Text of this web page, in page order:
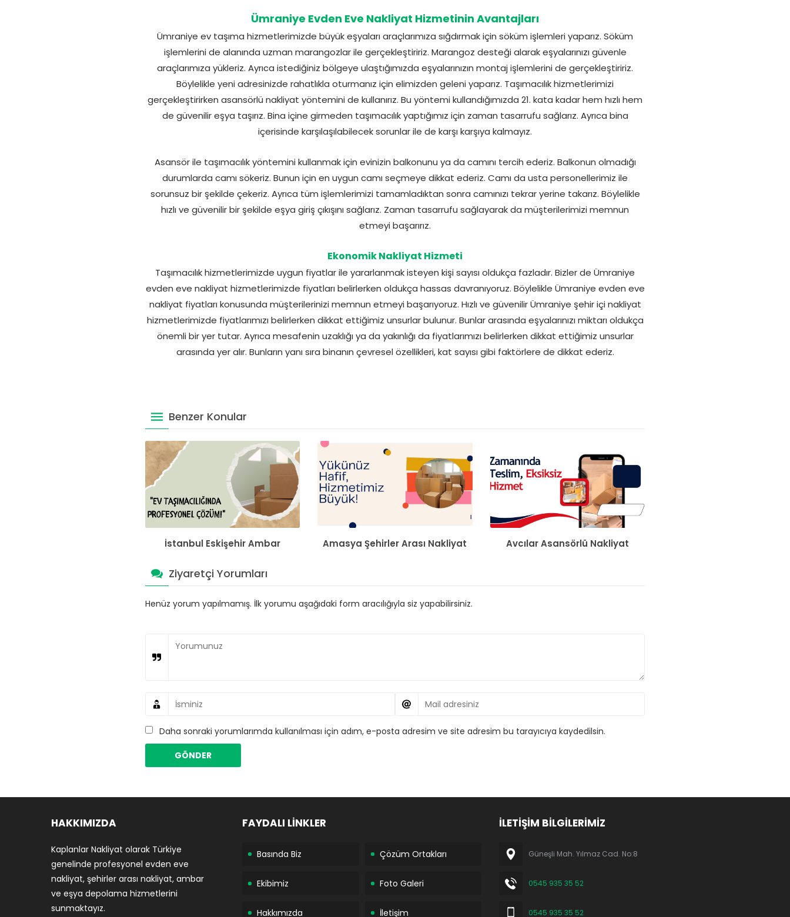
Ümraniye Evden Eve Nakliyat Hizmetinin Avantajları
Ümraniye ev taşıma hizmetlerimizde büyük eşyaları araçlarımıza sığdırmak için söküm işlemleri yaparız. Söküm
işlemlerini de alanında uzman marangozlar ile gerçekleştiririz. Marangoz desteği alarak eşyalarınızı güvenle
araçlarımıza yükleriz. Ayrıca istediğiniz bölgeye ulaştığımızda eşyalarınızın montaj işlemlerini de gerçekleştiririz.
Böylelikle yeni adresinizde rahatlıkla oturmanız için elimizden geleni yaparız. Taşımacılık hizmetlerimizi
gerçekleştirirken asansörlü nakliyat yöntemini de kullanırız. Bu yöntemi kullandığımızda 21. kata kadar hem hızlı hem
de güvenilir eşya taşırız. Bina içine girmeden taşımacılık yaptığımız için zaman tasarrufu sağlarız. Ayrıca bina
içerisinde karşılaşılabilecek sorunlar ile de karşı karşıya kalmayız.
Asansör ile taşımacılık yöntemini kullanmak için evinizin balkonunu ya da camını tercih ederiz. Balkonun olmadığı
durumlarda camı sökeriz. Bunun için en uygun camı seçmeye dikkat ederiz. Camı da usta personellerimiz ile
sorunsuz bir şekilde çekeriz. Ayrıca tüm işlemlerimizi tamamladıktan sonra camınızı tekrar yerine takarız. Böylelikle
hızlı ve güvenilir bir şekilde eşya giriş çıkışını sağlarız. Zaman tasarrufu sağlayarak da müşterilerimizi memnun
etmeyi başarırız.
Ekonomik Nakliyat Hizmeti
Taşımacılık hizmetlerimizde uygun fiyatlar ile yararlanmak isteyen kişi sayısı oldukça fazladır. Bizler de Ümraniye
evden eve nakliyat hizmetlerimizde fiyatları belirlerken oldukça hassas davranıyoruz. Böylelikle Ümraniye evden eve
nakliyat fiyatları konusunda müşterilerinizi memnun etmeyi başarıyoruz. Hızlı ve güvenilir Ümraniye şehir içi nakliyat
hizmetlerimizde fiyatlarımızı belirlerken dikkat ettiğimiz unsurlar bulunur. Bunlar arasında eşyalarınızı miktarı oldukça
önemli bir yer tutar. Ayrıca mesafenin uzaklığı ya da yakınlığı da fiyatlarımızı belirlerken dikkat ettiğimiz unsurlar
arasında yer alır. Bunların yanı sıra binanın çevresel özellikleri, kat sayısı gibi faktörlere de dikkat ederiz.
Benzer Konular
İstanbul Eskişehir Ambar Amasya Şehirler Arası Nakliyat Avcılar Asansörlü Nakliyat
Ziyaretçi Yorumları
Henüz yorum yapılmamış. İlk yorumu aşağıdaki form aracılığıyla siz yapabilirsiniz.
Daha sonraki yorumlarımda kullanılması için adım, e-posta adresim ve site adresim bu tarayıcıya kaydedilsin.
HAKKIMIZDA
Kaplanlar Nakliyat olarak Türkiye
genelinde profesyonel evden eve
nakliyat, şehirler arası nakliyat, ambar
ve eşya depolama hizmetlerini
sunmaktayız.
FAYDALI LİNKLER
Basında Biz Çözüm Ortakları
Ekibimiz Foto Galeri
Hakkımızda İletişim
İLETİŞİM BİLGİLERİMİZ
Güneşli Mah. Yılmaz Cad. No:8
0545 935 35 52
0545 935 35 52